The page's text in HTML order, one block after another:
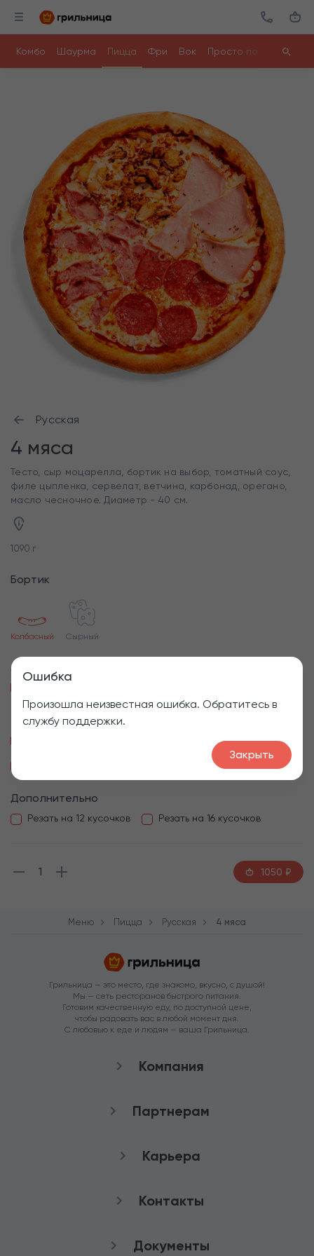
Комбо Шаурма Пицца Фри Вок Просто поесть
Ошибка
Произошла неизвестная ошибка. Обратитесь в
службу поддержки.
Закрыть
Русская
4 мяса
Тесто, сыр моцарелла, бортик на выбор, томатный соус,
филе цыпленка, сервелат, ветчина, карбонад, орегано,
масло чесночное. Диаметр - 40 см.
1090 г
Бортик
Колбасный Сырный
Добавить
Убрать
Сервелат
Дополнительно
Резать на 12 кусочков Резать на 16 кусочков
1 1050 ₽
Меню Пицца Русская 4 мяса
Грильница — это место, где знакомо, вкусно, с душой!
Мы — сеть ресторанов быстрого питания.
Готовим качественную еду, по доступной цене,
чтобы радовать вас в любой момент дня.
С любовью к еде и людям — ваша Грильница.
Компания
Рестораны
Партнерам
Аренда
Карьера
качества
Контакты
8 (800) 100-82-90
Документы